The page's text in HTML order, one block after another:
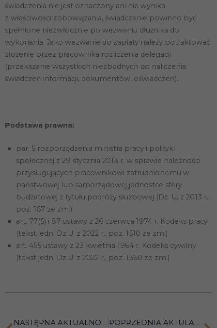
świadczenia nie jest oznaczony ani nie wynika
z właściwości zobowiązania, świadczenie powinno być
spełnione niezwłocznie po wezwaniu dłużnika do
wykonania. Jako wezwanie do zapłaty należy potraktować
złożenie przez pracownika rozliczenia delegacji
(przekazanie wszystkich niezbędnych do naliczenia
świadczeń informacji, dokumentów, oświadczeń).
Podstawa prawna:
par. 5 rozporządzenia ministra pracy i polityki
społecznej z 29 stycznia 2013 r. w sprawie należności
przysługujących pracownikowi zatrudnionemu w
państwowej lub samorządowej jednostce sfery
budżetowej z tytułu podróży służbowej (Dz. U. z 2013 r.,
poz. 167 ze zm.)
art. 77(5) i 87 ustawy z 26 czerwca 1974 r. Kodeks pracy
(tekst jedn. Dz.U. z 2022 r., poz. 1510 ze zm.)
art. 455 ustawy z 23 kwietnia 1964 r. Kodeks cywilny
(tekst jedn. Dz.U. z 2022 r., poz. 1360 ze zm.)
NASTĘPNA AKTUALNOŚĆ POPRZEDNIA AKTULANOŚĆ